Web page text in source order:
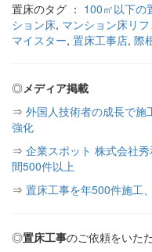
置床のタグ ： 100㎡以下の
ション床, マンション床リ
マイスター, 置床工事店, 際
◎メディア掲載
⇒ 外国人技術者の成長で施
強化
⇒ 企業スポット 株式会社
間500件以上
⇒ 置床工事を年500件施工
◎置床工事のご依頼をいた